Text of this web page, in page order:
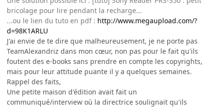
bricolage pour lire pendant la recharge...
...ou le lien du tuto en pdf : http://www.megaupload.com/?
d=98K1ARLU
J'ai envie de te dire que malheureusement, je ne porte pas
TeamAlexandriz dans mon cœur, non pas pour le fait qu'ils
foutent des e-books sans prendre en compte les copyrights,
mais pour leur attitude puante il y a quelques semaines.
Rappel des faits,
Une petite maison d'édition avait fait un
communiqué/interview où la directrice soulignait qu'ils